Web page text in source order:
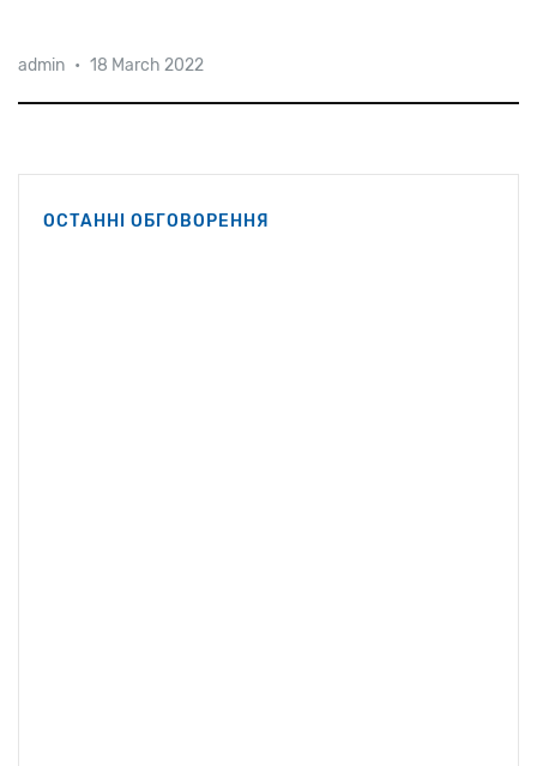
«Навіть у гітлерівській Німеччині можна було
перетнути Альпи і потрапити у Швейцарію, можна
admin • 18 March 2022
ОСТАННІ ОБГОВОРЕННЯ